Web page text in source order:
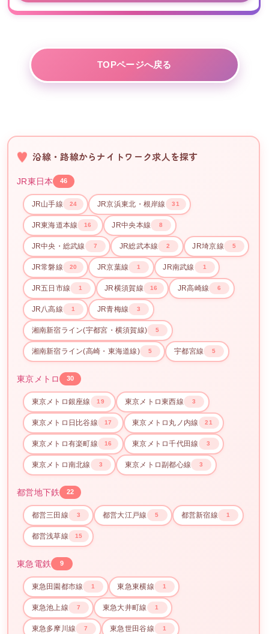
TOPページへ戻る
沿線・路線からナイトワーク求人を探す
JR東日本 46
JR山手線 24 JR京浜東北・根岸線 31
JR東海道本線 16 JR中央本線 8
JR中央・総武線 7 JR総武本線 2 JR埼京線 5
JR常磐線 20 JR京葉線 1 JR南武線 1
JR五日市線 1 JR横須賀線 16 JR高崎線 6
JR八高線 1 JR青梅線 3
湘南新宿ライン(宇都宮・横須賀線) 5
湘南新宿ライン(高崎・東海道線) 5 宇都宮線 5
東京メトロ 30
東京メトロ銀座線 19 東京メトロ東西線 3
東京メトロ日比谷線 17 東京メトロ丸ノ内線 21
東京メトロ有楽町線 16 東京メトロ千代田線 3
東京メトロ南北線 3 東京メトロ副都心線 3
都営地下鉄 22
都営三田線 3 都営大江戸線 5 都営新宿線 1
都営浅草線 15
東急電鉄 9
東急田園都市線 1 東急東横線 1
東急池上線 7 東急大井町線 1
東急多摩川線 7 東急世田谷線 1